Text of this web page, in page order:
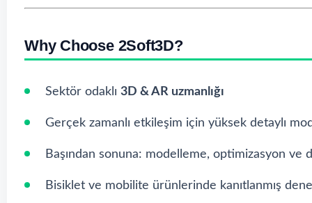
Why Choose 2Soft3D?
Sektör odaklı 3D & AR uzmanlığı
Gerçek zamanlı etkileşim için yüksek detaylı
Başından sonuna: modelleme, optimizasyon ve
Bisiklet ve mobilite ürünlerinde kanıtlanmış